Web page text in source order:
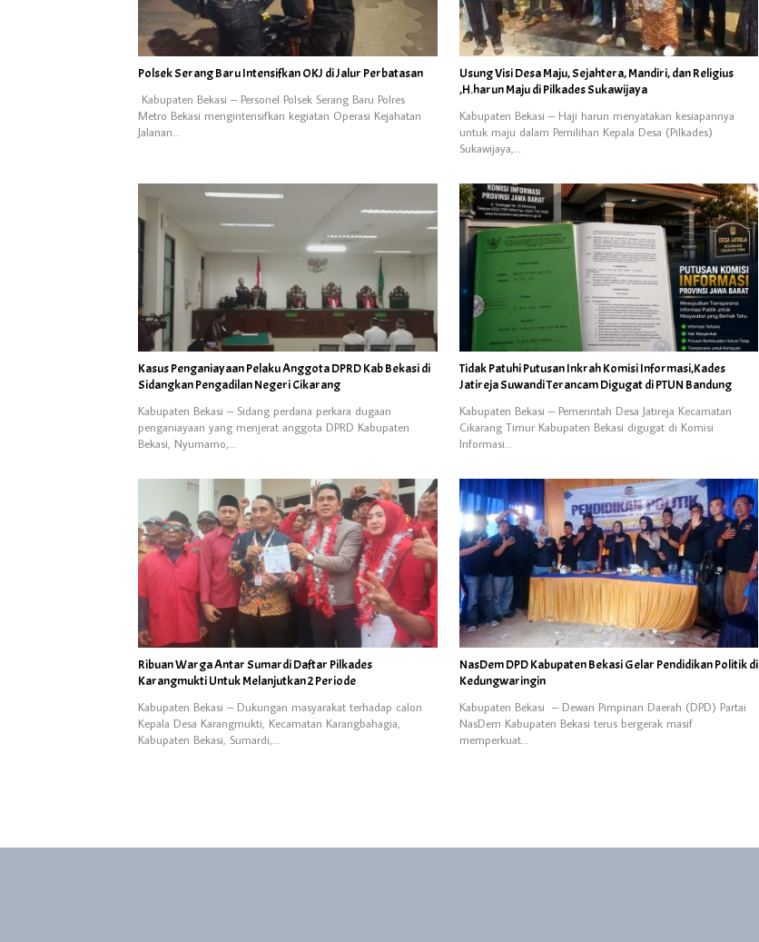
Polsek Serang Baru Intensifkan OKJ di Jalur Perbatasan
Kabupaten Bekasi – Personel Polsek Serang Baru Polres
Metro Bekasi mengintensifkan kegiatan Operasi Kejahatan
Jalanan…
Usung Visi Desa Maju, Sejahtera, Mandiri, dan Religius
,H.harun Maju di Pilkades Sukawijaya
Kabupaten Bekasi – Haji harun menyatakan kesiapannya
untuk maju dalam Pemilihan Kepala Desa (Pilkades)
Sukawijaya,…
Kasus Penganiayaan Pelaku Anggota DPRD Kab Bekasi di
Sidangkan Pengadilan Negeri Cikarang
Kabupaten Bekasi – Sidang perdana perkara dugaan
penganiayaan yang menjerat anggota DPRD Kabupaten
Bekasi, Nyumarno,…
Tidak Patuhi Putusan Inkrah Komisi Informasi,Kades
Jatireja Suwandi Terancam Digugat di PTUN Bandung
Kabupaten Bekasi – Pemerintah Desa Jatireja Kecamatan
Cikarang Timur Kabupaten Bekasi digugat di Komisi
Informasi…
Ribuan Warga Antar Sumardi Daftar Pilkades
Karangmukti Untuk Melanjutkan 2 Periode
Kabupaten Bekasi – Dukungan masyarakat terhadap calon
Kepala Desa Karangmukti, Kecamatan Karangbahagia,
Kabupaten Bekasi, Sumardi,…
NasDem DPD Kabupaten Bekasi Gelar Pendidikan Politik di
Kedungwaringin
Kabupaten Bekasi – Dewan Pimpinan Daerah (DPD) Partai
NasDem Kabupaten Bekasi terus bergerak masif
memperkuat…